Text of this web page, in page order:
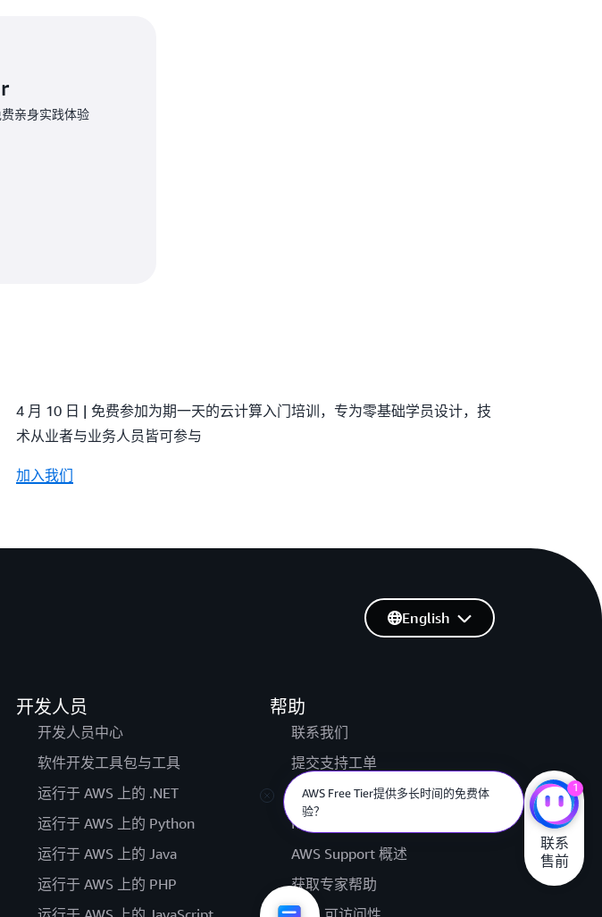
亲身实践体验
4 月 10 日 | 免费参加为期一天的云计算入门培训，专为零基础学员设计，技
术从业者与业务人员皆可参与
加入我们
开发人员
开发人员中心
软件开发工具包与工具
运行于 AWS 上的 .NET
运行于 AWS 上的 Python
运行于 AWS 上的 Java
运行于 AWS 上的 PHP
帮助
联系我们
提交支持工单
AWS re:Post
Knowledge Center
AWS Support 概述
获取专家帮助
English
如果想了解 AWS Firewall Manager 的
详细信息可以查看哪些资源?
1
联系
售前